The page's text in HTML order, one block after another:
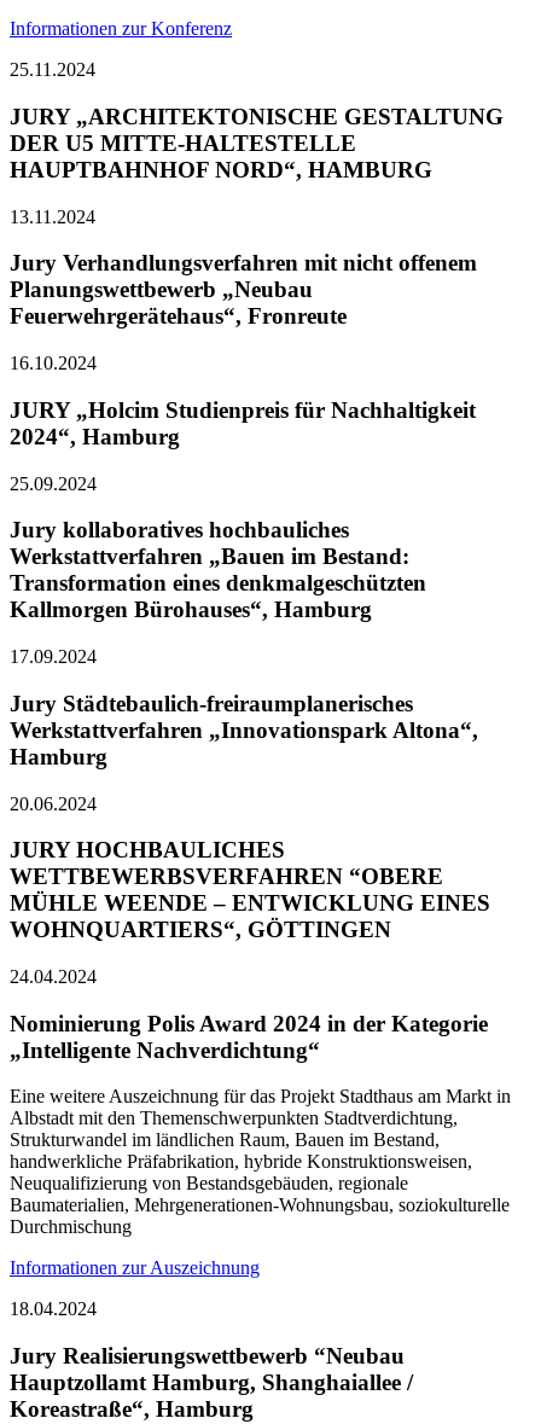
Informationen zur Konferenz
25.11.2024
JURY „ARCHITEKTONISCHE GESTALTUNG
DER U5 MITTE-HALTESTELLE
HAUPTBAHNHOF NORD“, HAMBURG
13.11.2024
Jury Verhandlungsverfahren mit nicht offenem
Planungswettbewerb „Neubau
Feuerwehrgerätehaus“, Fronreute
16.10.2024
JURY „Holcim Studienpreis für Nachhaltigkeit
2024“, Hamburg
25.09.2024
Jury kollaboratives hochbauliches
Werkstattverfahren „Bauen im Bestand:
Transformation eines denkmalgeschützten
Kallmorgen Bürohauses“, Hamburg
17.09.2024
Jury Städtebaulich-freiraumplanerisches
Werkstattverfahren „Innovationspark Altona“,
Hamburg
20.06.2024
JURY HOCHBAULICHES
WETTBEWERBSVERFAHREN “OBERE
MÜHLE WEENDE – ENTWICKLUNG EINES
WOHNQUARTIERS“, GÖTTINGEN
24.04.2024
Nominierung Polis Award 2024 in der Kategorie
„Intelligente Nachverdichtung“
Eine weitere Auszeichnung für das Projekt Stadthaus am Markt in
Albstadt mit den Themenschwerpunkten Stadtverdichtung,
Strukturwandel im ländlichen Raum, Bauen im Bestand,
handwerkliche Präfabrikation, hybride Konstruktionsweisen,
Neuqualifizierung von Bestandsgebäuden, regionale
Baumaterialien, Mehrgenerationen-Wohnungsbau, soziokulturelle
Durchmischung
Informationen zur Auszeichnung
18.04.2024
Jury Realisierungswettbewerb “Neubau
Hauptzollamt Hamburg, Shanghaiallee /
Koreastraße“, Hamburg